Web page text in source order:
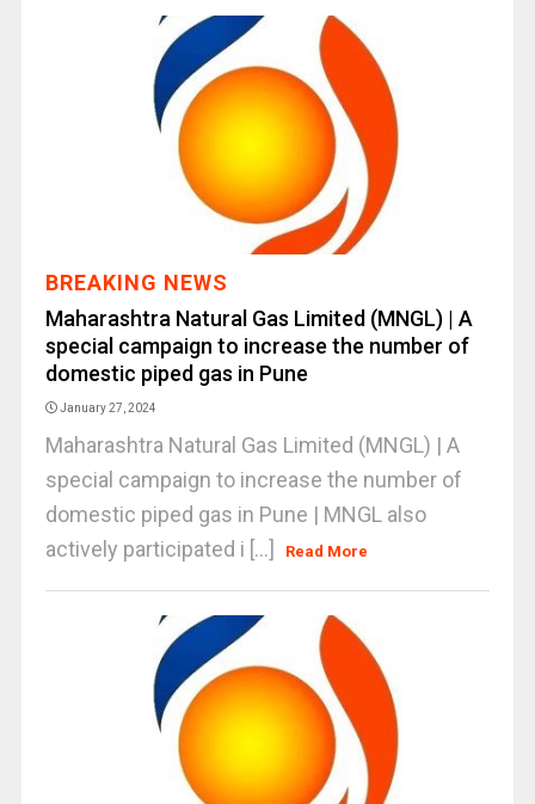
BREAKING NEWS
Maharashtra Natural Gas Limited (MNGL) | A
special campaign to increase the number of
domestic piped gas in Pune
January 27, 2024
Maharashtra Natural Gas Limited (MNGL) | A
special campaign to increase the number of
domestic piped gas in Pune | MNGL also
actively participated i [...]
Read More